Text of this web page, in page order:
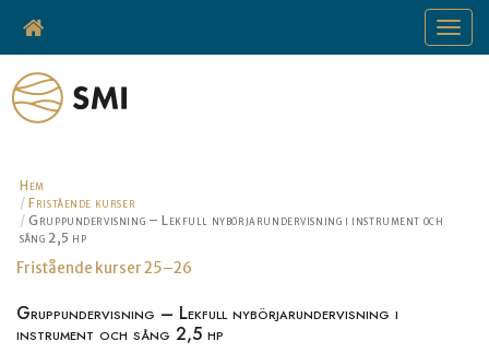
Toggle
Hem
Fristående kurser
Gruppundervisning – Lekfull nybörjarundervisning i instrument och
sång 2,5 hp
Fristående kurser 25–26
Gruppundervisning – Lekfull nybörjarundervisning i
instrument och sång 2,5 hp